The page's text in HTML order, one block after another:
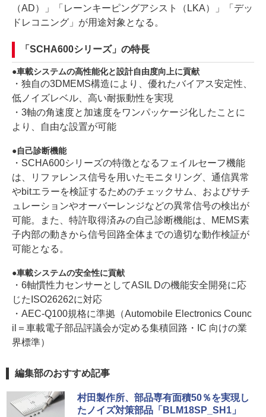
（AD）」「レーンキーピングアシスト（LKA）」「デッ
ドレコニング」が用途対象となる。
「SCHA600シリーズ」の特長
車載システムの高性能化と設計自由度向上に貢献
・独自の3DMEMS構造により、優れたバイアス安定性、
低ノイズレベル、高い耐振動性を実現
・3軸の角速度と加速度をワンパッケージ化したことに
より、自由な設置が可能
自己診断機能
・SCHA600シリーズの特徴となるフェイルセーフ機能
は、リファレンス信号を用いたモニタリング、通信異常
やbitエラーを検証するためのチェックサム、およびサチ
ュレーションやオーバーレンジなどの異常信号の検出が
可能。また、特許取得済みの自己診断機能は、MEMS素
子内部の動きから信号回路全体までの適切な動作検証が
可能となる。
車載システムの安全性に貢献
・6軸慣性力センサーとしてASIL Dの機能安全開発に応
じたISO26262に対応
・AEC-Q100規格に準拠（Automobile Electronics Counc
il＝車載電子部品評議会が定める集積回路・IC 向けの業
界標準）
編集部のおすすめ記事
村田製作所、部品専有面積50％を実現し
たノイズ対策部品「BLM18SP_SH1」